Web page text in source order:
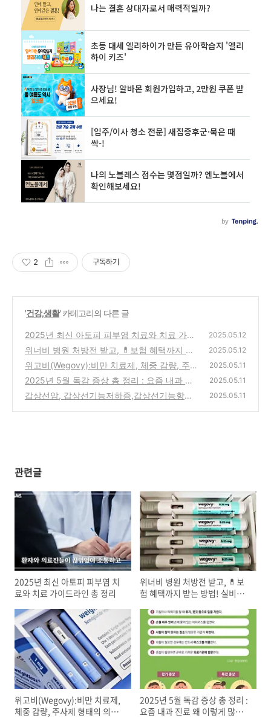
2 구독하기
'건강,생활' 카테고리의 다른 글
2025년 최신 아토피 피부염 치료와 치료 가이
드라인 총 정리
(0)
2025.05.12
위너비 병원 처방전 받고, 💊보험 혜택까지 받
는 방법! 실비청구 꿀팁 총정리
(0)
2025.05.12
위고비(Wegovy):비만 치료제, 체중 감량, 주
사제 형태의 의약품, 당료병 치료제, 의사 처방
전 필요한 체중 감량 효과 최고, 총 정리 (꿀
팁)
2025.05.11
2025년 5월 독감 증상 총 정리 : 요즘 내과 진
료 왜 이렇게 많을까?
(0)
2025.05.11
갑상선암, 갑상선기능저하증,갑상선기능항진
2025.05.11
관련글
2025년 최신 아토피 피부염 치
료와 치료 가이드라인 총 정리
위너비 병원 처방전 받고, 💊보
험 혜택까지 받는 방법! 실비청
위고비(Wegovy):비만 치료제,
체중 감량, 주사제 형태의 의약
2025년 5월 독감 증상 총 정리 :
요즘 내과 진료 왜 이렇게 많을